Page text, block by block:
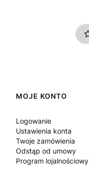
Linki w stopce
MOJE KONTO
Logowanie
Ustawienia konta
Twoje zamówienia
Odstąp od umowy
Program lojalnościowy